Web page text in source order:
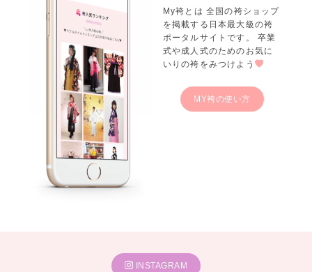
My袴とは 全国の袴ショップ
を掲載する日本最大級の袴
ポータルサイトです。 卒業
式や成人式のためのお気に
いりの袴をみつけよう
MY袴の使い方
INSTAGRAM